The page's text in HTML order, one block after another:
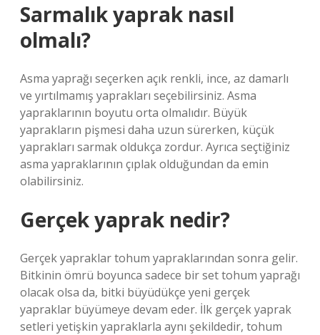
Sarmalık yaprak nasıl
olmalı?
Asma yaprağı seçerken açık renkli, ince, az damarlı
ve yırtılmamış yaprakları seçebilirsiniz. Asma
yapraklarının boyutu orta olmalıdır. Büyük
yaprakların pişmesi daha uzun sürerken, küçük
yaprakları sarmak oldukça zordur. Ayrıca seçtiğiniz
asma yapraklarının çıplak olduğundan da emin
olabilirsiniz.
Gerçek yaprak nedir?
Gerçek yapraklar tohum yapraklarından sonra gelir.
Bitkinin ömrü boyunca sadece bir set tohum yaprağı
olacak olsa da, bitki büyüdükçe yeni gerçek
yapraklar büyümeye devam eder. İlk gerçek yaprak
setleri yetişkin yapraklarla aynı şekildedir, tohum